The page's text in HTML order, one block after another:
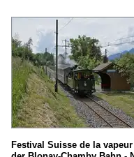
Festival Suisse de la